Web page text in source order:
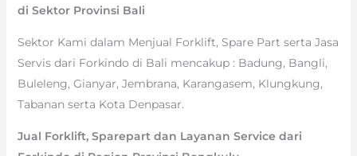
di Sektor Provinsi Bali
Sektor Kami dalam Menjual Forklift, Spare Part serta Jasa
Servis dari Forkindo di Bali mencakup : Badung, Bangli,
Buleleng, Gianyar, Jembrana, Karangasem, Klungkung,
Tabanan serta Kota Denpasar.
Jual Forklift, Sparepart dan Layanan Service dari